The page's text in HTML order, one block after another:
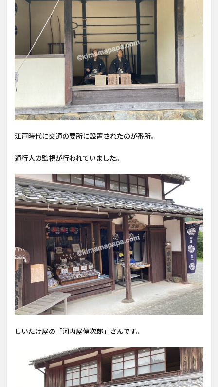
江戸時代に交通の要所に設置されたのが番所。
通行人の監視が行われていました。
しいたけ屋の「河内屋傳次郎」さんです。